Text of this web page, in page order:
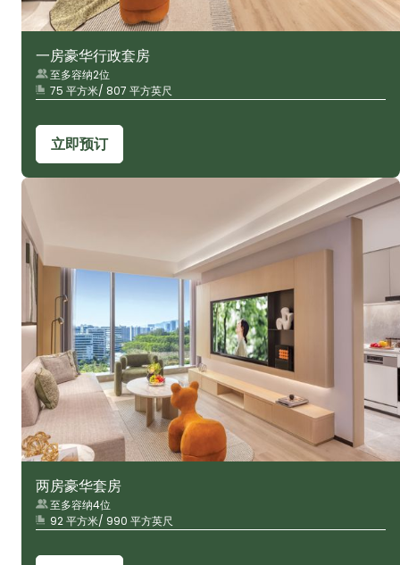
一房豪华行政套房
至多容纳2位
75 平方米/ 807 平方英尺
立即预订
两房豪华套房
至多容纳4位
92 平方米/ 990 平方英尺